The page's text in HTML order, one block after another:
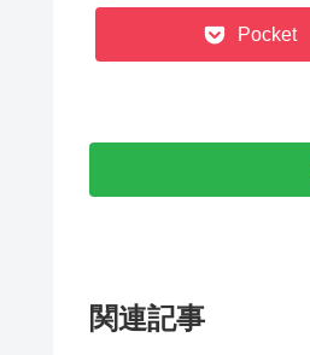
Pocket
関連記事